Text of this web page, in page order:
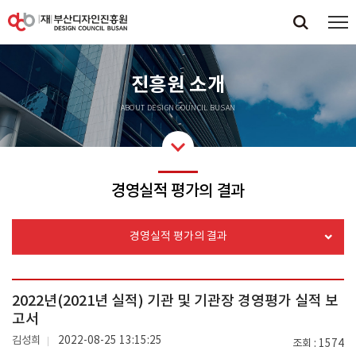
진흥원 소개
ABOUT DESIGN COUNCIL BUSAN
경영실적 평가의 결과
경영실적 평가의 결과
2022년(2021년 실적) 기관 및 기관장 경영평가 실적 보
고서
조회 1574
김성희 2022-08-25 13:15:25